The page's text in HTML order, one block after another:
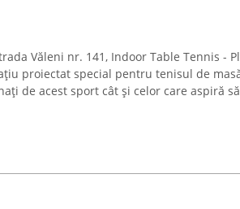
Văleni nr. 141, Indoor Table Tennis -
proiectat special pentru tenisul de
de acest sport cât și celor care aspiră